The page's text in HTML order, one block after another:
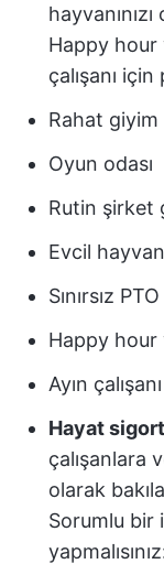
Happy hour
çalışanı
Rahat giyim
Oyun odası
Rutin şirket
Evcil
Sınırsız PTO
Happy hour
Ayın
Hayat
çalışanlara
olarak
Sorumlu bir